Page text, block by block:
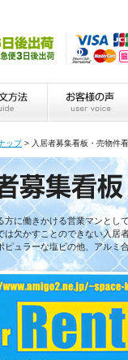
ップ> 入居者募集看板・売物件
板・売物件看板
方に働きかける営業マンとし
は欠かすことのできない入居
ピュラーな塩ビの他、アルミ